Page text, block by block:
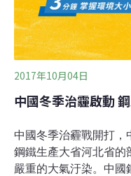
2017年10月04日
中國冬季治霾啟動
中國冬季治霾戰開打
鋼鐵生產大省河北省的
嚴重的大氣汙染。中國